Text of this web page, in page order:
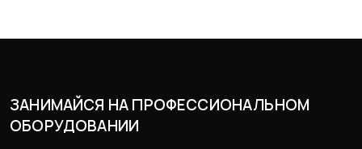
ЗАНИМАЙСЯ НА ПРОФЕССИОНАЛЬНОМ
ОБОРУДОВАНИИ